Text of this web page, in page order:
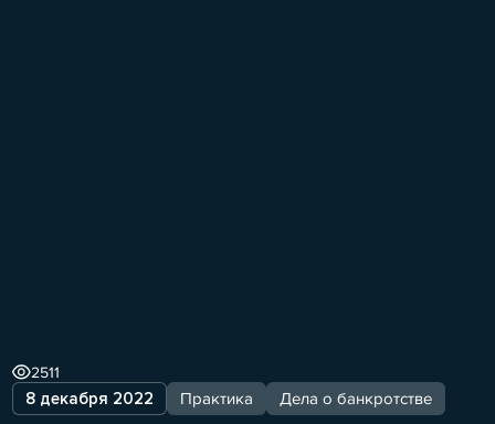
8 декабря 2022 Практика Дела о банкротстве
2511